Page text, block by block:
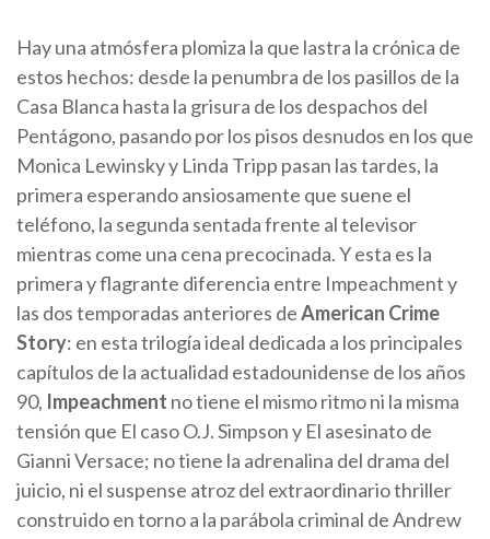
Hay una atmósfera plomiza la que lastra la crónica de
estos hechos: desde la penumbra de los pasillos de la
Casa Blanca hasta la grisura de los despachos del
Pentágono, pasando por los pisos desnudos en los que
Monica Lewinsky y Linda Tripp pasan las tardes, la
primera esperando ansiosamente que suene el
teléfono, la segunda sentada frente al televisor
mientras come una cena precocinada. Y esta es la
primera y flagrante diferencia entre Impeachment y
las dos temporadas anteriores deAmerican Crime
Story: en esta trilogía ideal dedicada a los principales
capítulos de la actualidad estadounidense de los años
90, Impeachment no tiene el mismo ritmo ni la misma
tensión que El caso O.J. Simpson y El asesinato de
Gianni Versace; no tiene la adrenalina del drama del
juicio, ni el suspense atroz del extraordinario thriller
construido en torno a la parábola criminal de Andrew